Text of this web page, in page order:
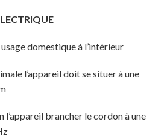
domestique à l’intérieur
l’appareil doit se situer à une
brancher le cordon à une